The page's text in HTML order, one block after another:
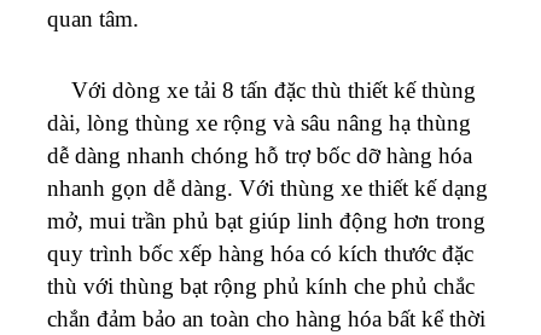
quan tâm.
Với dòng xe tải 8 tấn đặc thù thiết kế thùng
dài, lòng thùng xe rộng và sâu nâng hạ thùng
dễ dàng nhanh chóng hỗ trợ bốc dỡ hàng hóa
nhanh gọn dễ dàng. Với thùng xe thiết kế dạng
mở, mui trần phủ bạt giúp linh động hơn trong
quy trình bốc xếp hàng hóa có kích thước đặc
thù với thùng bạt rộng phủ kính che phủ chắc
chắn đảm bảo an toàn cho hàng hóa bất kể thời